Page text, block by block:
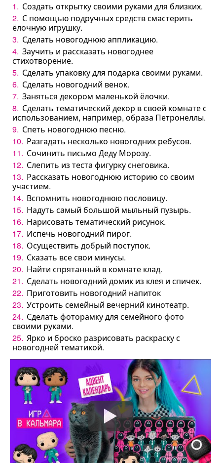
Создать открытку своими руками для близких.
С помощью подручных средств смастерить
ёлочную игрушку.
Сделать новогоднюю аппликацию.
Заучить и рассказать новогоднее
стихотворение.
Сделать упаковку для подарка своими руками.
Сделать новогодний венок.
Заняться декором маленькой ёлочки.
Сделать тематический декор в своей комнате с
использованием, например, образа Петронеллы.
Спеть новогоднюю песню.
Разгадать несколько новогодних ребусов.
Сочинить письмо Деду Морозу.
Слепить из теста фигурку снеговика.
Рассказать новогоднюю историю со своим
участием.
Вспомнить новогоднюю пословицу.
Надуть самый большой мыльный пузырь.
Нарисовать тематический рисунок.
Испечь новогодний пирог.
Осуществить добрый поступок.
Сказать все свои минусы.
Найти спрятанный в комнате клад.
Сделать новогодний домик из клея и спичек.
Приготовить новогодний напиток
Устроить семейный вечерний кинотеатр.
Сделать фоторамку для семейного фото
своими руками.
Ярко и броско разрисовать раскраску с
новогодней тематикой.